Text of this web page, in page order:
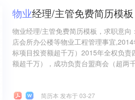
物业经理/主管免费简历模板
物业经理/主管免费简历模板，求职意
店会所办公楼等物业工程管理事宜
标项目投资额超千万）2015年全权负
额超千万），成功负责台盟商会（超两
简历本 发布于 03-27